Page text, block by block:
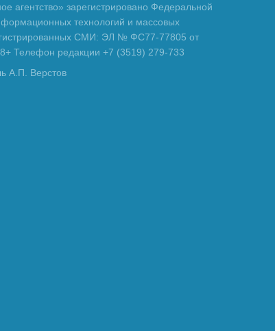
агентство» зарегистрировано Федеральной
технологий и массовых
СМИ: ЭЛ № ФС77-77805 от
Телефон редакции +7 (3519) 279-733
А.П. Верстов